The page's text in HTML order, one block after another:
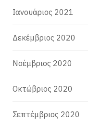
Ιανουάριος 2021
Δεκέμβριος 2020
Νοέμβριος 2020
Οκτώβριος 2020
Σεπτέμβριος 2020